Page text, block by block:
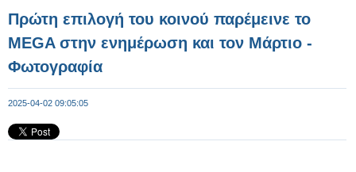
Πρώτη επιλογή του κοινού παρέμεινε το
MEGA στην ενημέρωση και τον Μάρτιο -
Φωτογραφία
2025-04-02 09:05:05